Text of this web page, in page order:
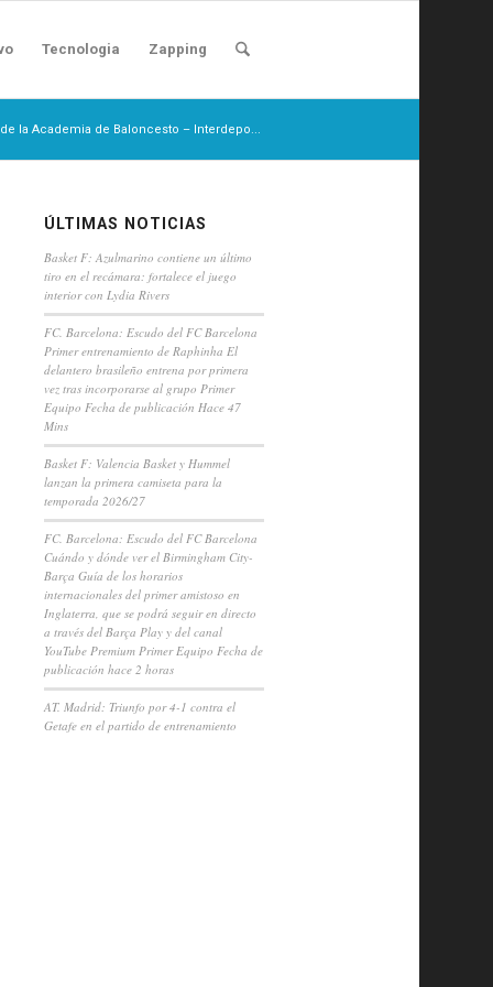
Tecnologia Zapping
la Academia de Baloncesto – Interdepo...
ÚLTIMAS NOTICIAS
Basket F: Azulmarino contiene un último
tiro en el recámara: fortalece el juego
interior con Lydia Rivers
FC. Barcelona: Escudo del FC Barcelona
Primer entrenamiento de Raphinha El
delantero brasileño entrena por primera
vez tras incorporarse al grupo Primer
Equipo Fecha de publicación Hace 47
Mins
Basket F: Valencia Basket y Hummel
lanzan la primera camiseta para la
temporada 2026/27
FC. Barcelona: Escudo del FC Barcelona
Cuándo y dónde ver el Birmingham City-
Barça Guía de los horarios
internacionales del primer amistoso en
Inglaterra, que se podrá seguir en directo
a través del Barça Play y del canal
YouTube Premium Primer Equipo Fecha de
publicación hace 2 horas
AT. Madrid: Triunfo por 4-1 contra el
Getafe en el partido de entrenamiento